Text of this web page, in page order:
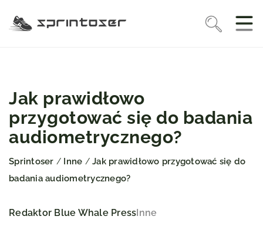
Jak prawidłowo
przygotować się do badania
audiometrycznego?
Sprintoser / Inne / Jak prawidłowo przygotować się do
badania audiometrycznego?
Redaktor Blue Whale PressInne